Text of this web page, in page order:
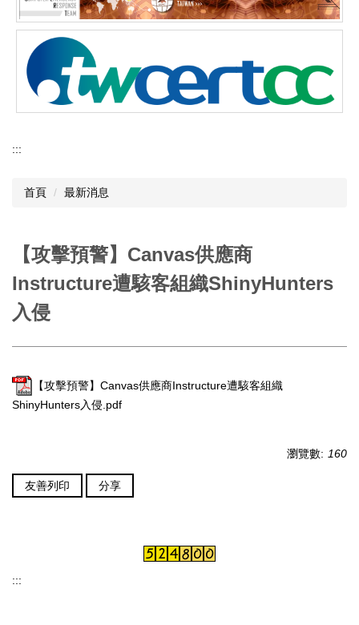
:::
首頁 最新消息
【攻擊預警】Canvas供應商
Instructure遭駭客組織ShinyHunters
入侵
【攻擊預警】Canvas供應商Instructure遭駭客組織
ShinyHunters入侵.pdf
瀏覽數: 160
友善列印 分享
:::